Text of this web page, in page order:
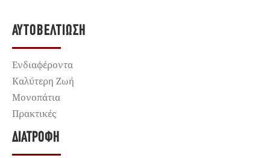
ΑΥΤΟΒΕΛΤΊΩΣΗ
Ενδιαφέροντα
Καλύτερη Ζωή
Μονοπάτια
Πρακτικές
ΔΙΑΤΡΟΦΉ